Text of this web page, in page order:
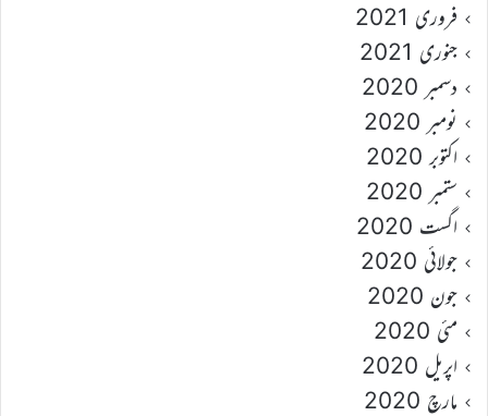
فروری 2021
جنوری 2021
دسمبر 2020
نومبر 2020
اکتوبر 2020
ستمبر 2020
اگست 2020
جولائی 2020
جون 2020
مئی 2020
اپریل 2020
مارچ 2020